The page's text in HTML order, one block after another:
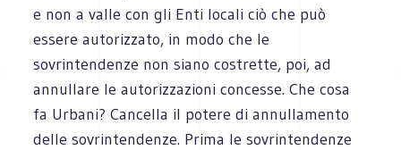
e non a valle con gli Enti locali ciò che può
essere autorizzato, in modo che le
sovrintendenze non siano costrette, poi, ad
annullare le autorizzazioni concesse. Che cosa
fa Urbani? Cancella il potere di annullamento
delle sovrintendenze. Prima le sovrintendenze